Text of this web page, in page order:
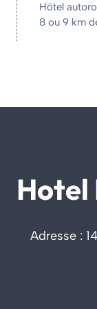
Hôtel
8 ou 9 km
Hotel
Adresse :